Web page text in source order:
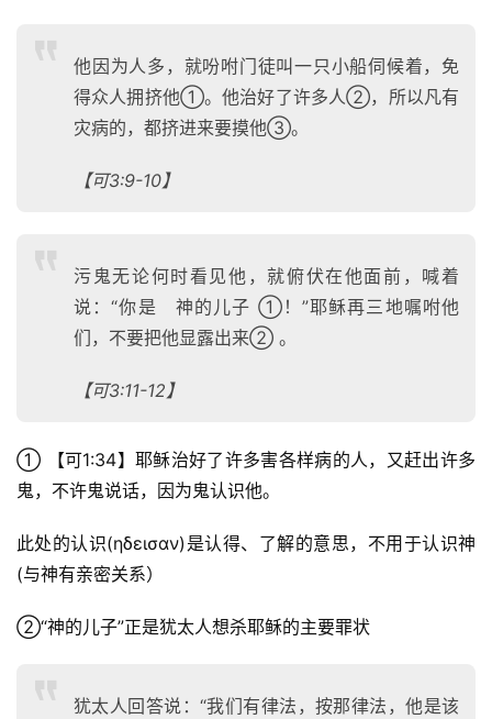
他因为人多，就吩咐门徒叫一只小船伺候着，免
得众人拥挤他①。他治好了许多人②，所以凡有
灾病的，都挤进来要摸他③。
【可3:9-10】
污鬼无论何时看见他，就俯伏在他面前，喊着
说：“你是 神的儿子 ①！”耶稣再三地嘱咐他
们，不要把他显露出来② 。
【可3:11-12】
① 【可1:34】耶稣治好了许多害各样病的人，又赶出许多
鬼，不许鬼说话，因为鬼认识他。
此处的认识(ηδεισαν)是认得、了解的意思，不用于认识神
(与神有亲密关系）
②“神的儿子”正是犹太人想杀耶稣的主要罪状
犹太人回答说：“我们有律法，按那律法，他是该